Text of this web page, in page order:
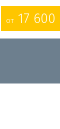
от 17 600